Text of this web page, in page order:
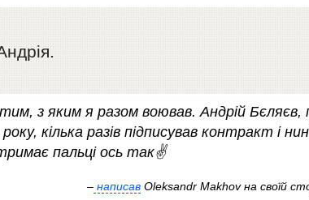
з яким я разом воював. Андрій Бєляєв,
кілька разів підписував контракт і
пальці ось так✌️
–написавOleksandr Makhov на своїй